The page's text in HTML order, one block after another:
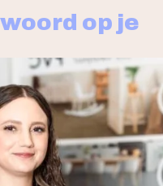
op je